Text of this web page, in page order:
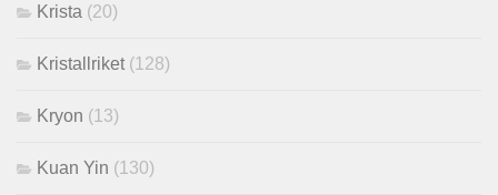
Krista (20)
Kristallriket (128)
Kryon (13)
Kuan Yin (130)